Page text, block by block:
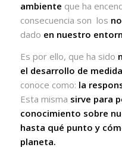
ambiente que ha
consecuencia son los
dado en nuestro
Es por ello, que ha sido
el desarrollo de
conoce como: la
Esta misma sirve para
conocimiento sobre
hasta qué punto y
planeta.